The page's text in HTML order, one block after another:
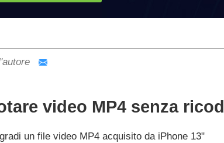
video MP4 senza
un file video MP4 acquisito da iPhone 13"